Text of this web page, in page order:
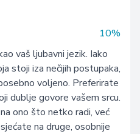
10%
vaš ljubavni jezik. Iako
stoji iza nečijih postupaka,
voljeno. Preferirate
dublje govore vašem srcu.
ono što netko radi, već
na druge, osobnije